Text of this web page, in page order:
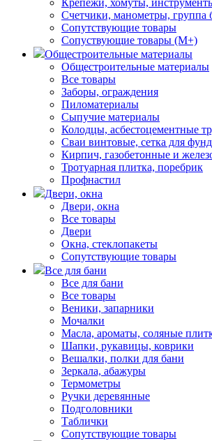
Крепежи, хомуты,
Счетчики, манометры, группа
Сопутствующие товары
Сопуствующие товары (М+)
Общестроительные материалы
Общестроительные материалы
Все товары
Заборы, ограждения
Пиломатериалы
Сыпучие материалы
Колодцы, асбестоцементные
Сваи винтовые, сетка для
Кирпич, газобетонные и
Тротуарная плитка, поребрик
Профнастил
Двери, окна
Двери, окна
Все товары
Двери
Окна, стеклопакеты
Сопутствующие товары
Все для бани
Все для бани
Все товары
Веники, запарники
Мочалки
Масла, ароматы, соляные
Шапки, рукавицы, коврики
Вешалки, полки для бани
Зеркала, абажуры
Термометры
Ручки деревянные
Подголовники
Таблички
Сопутствующие товары